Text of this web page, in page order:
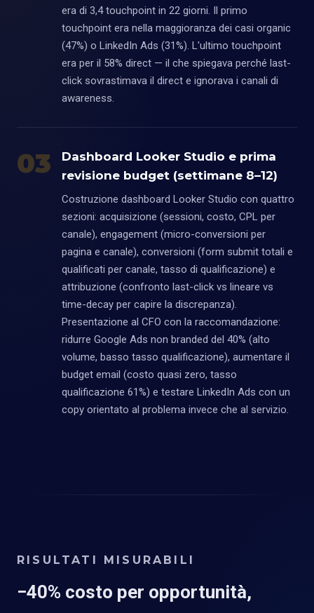
era di 3,4 touchpoint in 22 giorni. Il primo
touchpoint era nella maggioranza dei casi organic
(47%) o LinkedIn Ads (31%). L'ultimo touchpoint
era per il 58% direct — il che spiegava perché last-
click sovrastimava il direct e ignorava i canali di
awareness.
03
Dashboard Looker Studio e prima
revisione budget (settimane 8–12)
Costruzione dashboard Looker Studio con quattro
sezioni: acquisizione (sessioni, costo, CPL per
canale), engagement (micro-conversioni per
pagina e canale), conversioni (form submit totali e
qualificati per canale, tasso di qualificazione) e
attribuzione (confronto last-click vs lineare vs
time-decay per capire la discrepanza).
Presentazione al CFO con la raccomandazione:
ridurre Google Ads non branded del 40% (alto
volume, basso tasso qualificazione), aumentare il
budget email (costo quasi zero, tasso
qualificazione 61%) e testare LinkedIn Ads con un
copy orientato al problema invece che al servizio.
RISULTATI MISURABILI
−40% costo per opportunità,